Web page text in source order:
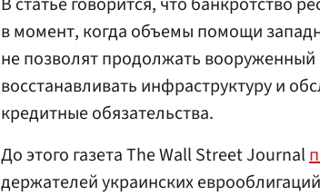
в момент, когда объемы помощи
не позволят продолжать
восстанавливать инфраструктуру и
кредитные обязательства.
До этого газета The Wall Street Journal
держателей украинских